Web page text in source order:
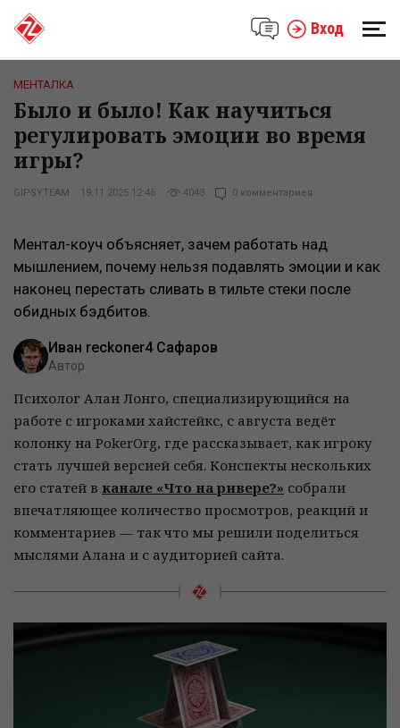
Вход
МЕНТАЛКА
Было и было! Как научиться
регулировать эмоции во время
игры?
GIPSYTEAM 19.11.2025 12:46 4043 0 комментариев
Ментал-коуч объясняет, зачем работать над
мышлением, почему нельзя подавлять эмоции и как
наконец перестать сливать в тильте стеки после
обидных бэдбитов.
Иван reckoner4 Сафаров
Автор
Психолог Алан Лонго, специализирующийся на
работе с игроками хайстейкс, с августа ведёт
колонку на PokerOrg, где рассказывает, как игроку
стать лучшей версией себя. Конспекты нескольких
его статей в канале «Что на ривере?» собрали
впечатляющее количество просмотров, реакций и
комментариев — так что мы решили поделиться
мыслями Алана и с аудиторией сайта.